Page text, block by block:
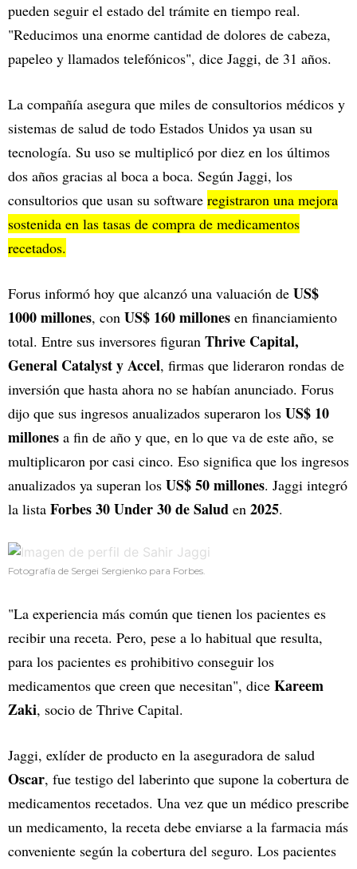
pueden seguir el estado del trámite en tiempo real.
"Reducimos una enorme cantidad de dolores de cabeza,
papeleo y llamados telefónicos", dice Jaggi, de 31 años.
La compañía asegura que miles de consultorios médicos y
sistemas de salud de todo Estados Unidos ya usan su
tecnología. Su uso se multiplicó por diez en los últimos
dos años gracias al boca a boca. Según Jaggi, los
consultorios que usan su software registraron una mejora
sostenida en las tasas de compra de medicamentos
recetados.
Forus informó hoy que alcanzó una valuación de US$
1000 millones, con US$ 160 millones en financiamiento
total. Entre sus inversores figuran Thrive Capital,
General Catalyst y Accel, firmas que lideraron rondas de
inversión que hasta ahora no se habían anunciado. Forus
dijo que sus ingresos anualizados superaron los US$ 10
millones a fin de año y que, en lo que va de este año, se
multiplicaron por casi cinco. Eso significa que los ingresos
anualizados ya superan los US$ 50 millones. Jaggi integró
la lista Forbes 30 Under 30 de Salud en 2025.
Fotografía de Sergei Sergienko para Forbes.
"La experiencia más común que tienen los pacientes es
recibir una receta. Pero, pese a lo habitual que resulta,
para los pacientes es prohibitivo conseguir los
medicamentos que creen que necesitan", dice Kareem
Zaki, socio de Thrive Capital.
Jaggi, exlíder de producto en la aseguradora de salud
Oscar, fue testigo del laberinto que supone la cobertura de
medicamentos recetados. Una vez que un médico prescribe
un medicamento, la receta debe enviarse a la farmacia más
conveniente según la cobertura del seguro. Los pacientes